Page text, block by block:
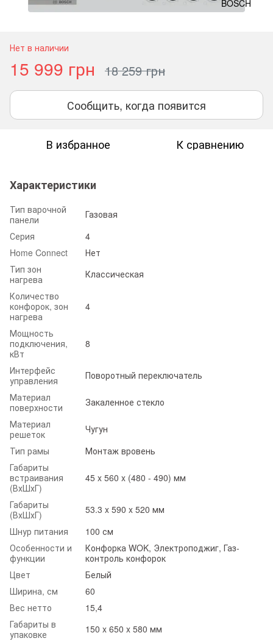
Нет в наличии
15 999 грн 18 259 грн
Сообщить, когда появится
В избранное К сравнению
Характеристики
Тип варочной
панели
Газовая
Серия
4
Home Connect
Нет
Тип зон
нагрева
Классическая
Количество
конфорок, зон
нагрева
4
Мощность
подключения,
кВт
8
Интерфейс
управления
Поворотный переключатель
Материал
поверхности
Закаленное стекло
Материал
решеток
Чугун
Тип рамы
Монтаж вровень
Габариты
встраивания
(ВхШхГ)
45 x 560 x (480 - 490) мм
Габариты
(ВхШхГ)
53.3 x 590 x 520 мм
Шнур питания
100 см
Особенности и
функции
Конфорка WOK, Электроподжиг, Газ-
контроль конфорок
Цвет
Белый
Ширина, см
60
Вес нетто
15,4
Габариты в
упаковке
150 x 650 x 580 мм